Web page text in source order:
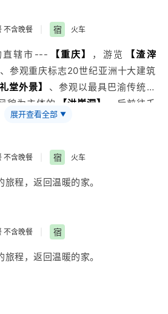
特别赠送
不含晚餐 宿 火车
直辖市--- 【重庆】 ，游览
【渣滓
、参观重庆标志20世纪亚洲十大建筑
堂外景】
、参观以最具巴渝传统建
貌为主体的
【洪崖洞】
、后前往千
自由活动。下午根据列车时刻乘车
展开查看全部 ▼
不含晚餐 宿 火车
程，返回温暖的家。
不含晚餐 宿
程，返回温暖的家。